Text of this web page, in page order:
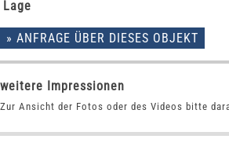
Lage
» ANFRAGE ÜBER DIESES OBJEKT
weitere Impressionen
Zur Ansicht der Fotos oder des Videos bitte